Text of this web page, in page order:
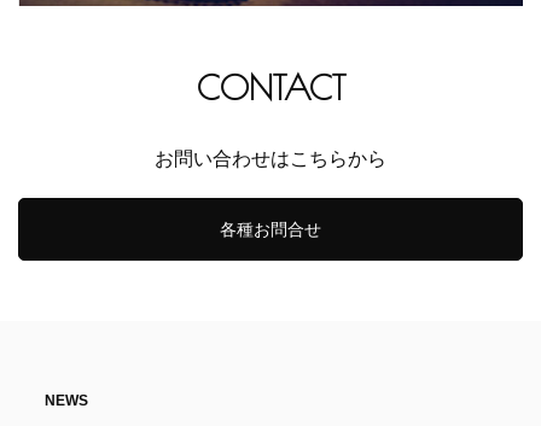
CONTACT
お問い合わせはこちらから
各種お問合せ
NEWS